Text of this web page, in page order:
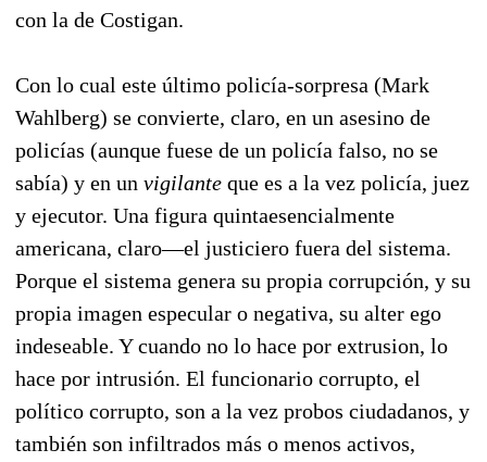
con la de Costigan.
Con lo cual este último policía-sorpresa (Mark
Wahlberg) se convierte, claro, en un asesino de
policías (aunque fuese de un policía falso, no se
sabía) y en un vigilante que es a la vez policía, juez
y ejecutor. Una figura quintaesencialmente
americana, claro—el justiciero fuera del sistema.
Porque el sistema genera su propia corrupción, y su
propia imagen especular o negativa, su alter ego
indeseable. Y cuando no lo hace por extrusion, lo
hace por intrusión. El funcionario corrupto, el
político corrupto, son a la vez probos ciudadanos, y
también son infiltrados más o menos activos,